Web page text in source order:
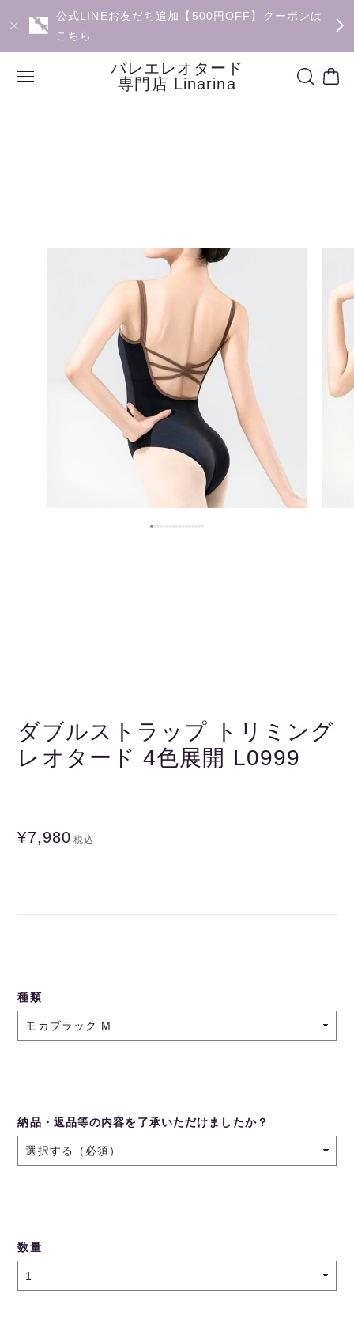
公式LINEお友だち追加【500円OFF】クーポンは
こちら
バレエレオタード
専門店 Linarina
ダブルストラップ トリミング
レオタード 4色展開 L0999
¥7,980 税込
種類
納品・返品等の内容を了承いただけましたか？
数量